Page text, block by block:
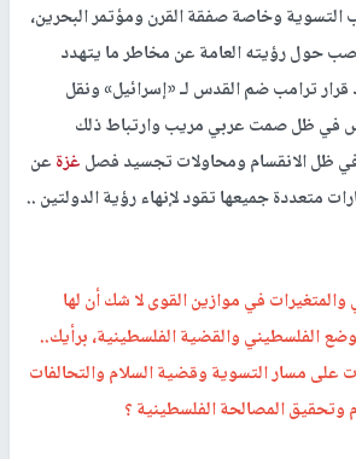
وخاصة صفقة القرن ومؤتمر البحرين،
حول رؤيته العامة عن مخاطر ما يتهدد
قرار ترامب ضم القدس لـ «إسرائيل» ونقل
في ظل صمت عربي مريب وارتباط ذلك
في ظل الانقسام ومحاولات تجسيد فصلغزةعن
متعددة جميعها تقود لإنهاء رؤية الدولتين ..
والمتغيرات في موازين القوى لا شك أن لها
الفلسطيني والقضية الفلسطينية، برأيك..
على مسار التسوية وقضية السلام والتحالفات
وتحقيق المصالحة الفلسطينية ؟